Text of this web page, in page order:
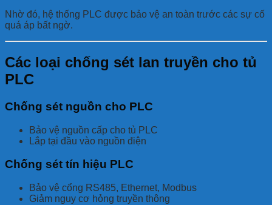
Nhờ đó, hệ thống PLC được bảo vệ an toàn trước các sự cố
quá áp bất ngờ.
Các loại chống sét lan truyền cho tủ
PLC
Chống sét nguồn cho PLC
Bảo vệ nguồn cấp cho tủ PLC
Lắp tại đầu vào nguồn điện
Chống sét tín hiệu PLC
Bảo vệ cổng RS485, Ethernet, Modbus
Giảm nguy cơ hỏng truyền thông